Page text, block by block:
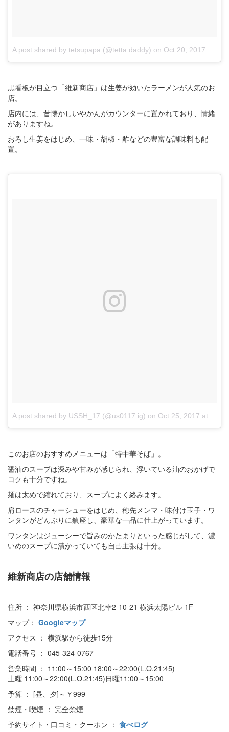
A post shared by tetsupapa (@tetta.daddy) on Oct 20, 2017 at 5:07pm PDT
黒看板が目立つ「維新商店」は生姜が効いたラーメンが人気のお
店。
店内には、昔懐かしいやかんがカウンターに置かれており、情緒
がありますね。
おろし生姜をはじめ、一味・胡椒・酢などの豊富な調味料も配
置。
A post shared by USSH_17 (@us0117.ig) on Oct 25, 2017 at 10:15pm PDT
このお店のおすすめメニューは「特中華そば」。
醤油のスープは深みや甘みが感じられ、浮いている油のおかげで
コクも十分ですね。
麺は太めで縮れており、スープによく絡みます。
肩ロースのチャーシューをはじめ、穂先メンマ・味付け玉子・ワ
ンタンがどんぶりに鎮座し、豪華な一品に仕上がっています。
ワンタンはジューシーで旨みのかたまりといった感じがして、濃
いめのスープに漬かっていても自己主張は十分。
維新商店の店舗情報
住所 ： 神奈川県横浜市西区北幸2-10-21 横浜太陽ビル 1F
マップ： Googleマップ
アクセス ： 横浜駅から徒歩15分
電話番号 ： 045-324-0767
営業時間 ： 11:00～15:00 18:00～22:00(L.O.21:45)
土曜 11:00～22:00(L.O.21:45)日曜11:00～15:00
予算 ： [昼、夕]～￥999
禁煙・喫煙 ： 完全禁煙
予約サイト・口コミ・クーポン ： 食べログ